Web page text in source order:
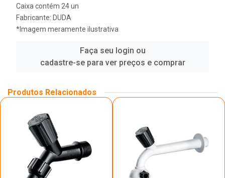
Caixa contém 24 un
Fabricante: DUDA
*Imagem meramente ilustrativa
Faça seu login ou
cadastre-se para ver preços e comprar
Produtos Relacionados